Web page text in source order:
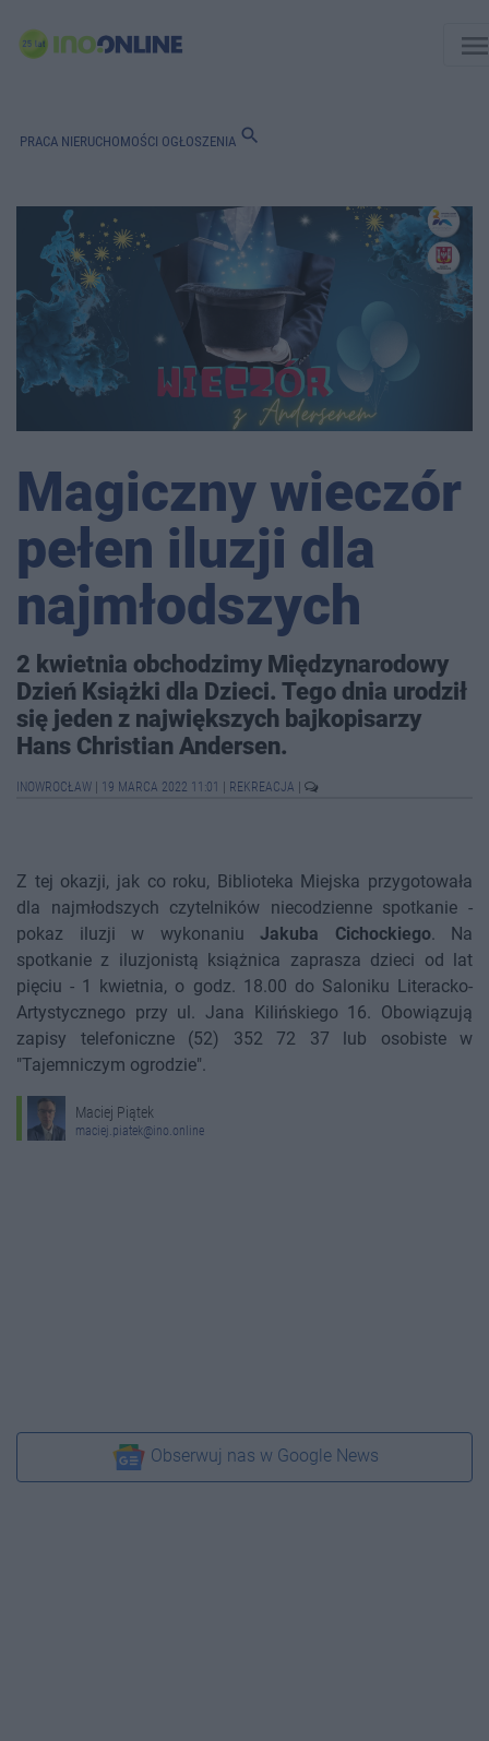
PRACA NIERUCHOMOŚCI OGŁOSZENIA search
Magiczny wieczór
pełen iluzji dla
najmłodszych
2 kwietnia obchodzimy Międzynarodowy
Dzień Książki dla Dzieci. Tego dnia urodził
się jeden z największych bajkopisarzy
Hans Christian Andersen.
INOWROCŁAW 19 MARCA 2022 11:01 REKREACJA
Z tej okazji, jak co roku, Biblioteka Miejska przygotowała
dla najmłodszych czytelników niecodzienne spotkanie -
pokaz iluzji w wykonaniu Jakuba Cichockiego. Na
spotkanie z iluzjonistą książnica zaprasza dzieci od lat
pięciu - 1 kwietnia, o godz. 18.00 do Saloniku Literacko-
Artystycznego przy ul. Jana Kilińskiego 16. Obowiązują
zapisy telefoniczne (52) 352 72 37 lub osobiste w
"Tajemniczym ogrodzie".
Maciej Piątek
maciej.piatek@ino.online
Obserwuj nas w Google News